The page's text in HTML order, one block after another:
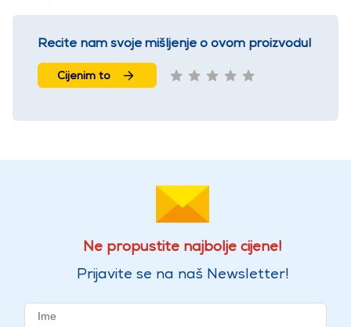
Recite nam svoje mišljenje o ovom proizvodu!
Cijenim to
Ne propustite najbolje cijene!
Prijavite se na naš Newsletter!